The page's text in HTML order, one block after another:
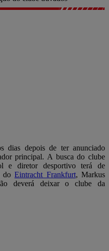
dias depois de ter anunciado
principal. A busca do clube
e diretor desportivo terá de
doEintracht Frankfurt, Markus
deverá deixar o clube da